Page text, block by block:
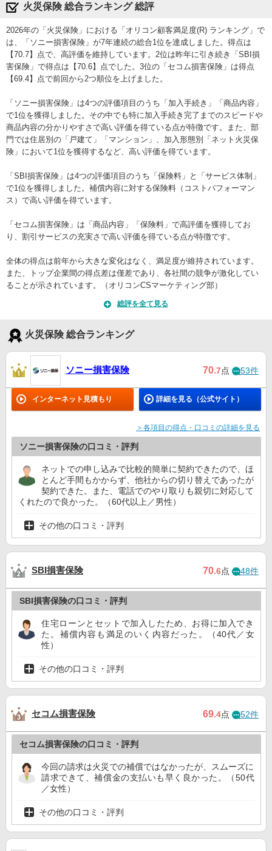
損保ジャパン 10位 ー
火災保険 総合ランキング 総評
2026年の「火災保険」における「オリコン顧客満足度(R) ランキング」で
は、「ソニー損害保険」が7年連続の総合1位を達成しました。得点は
【70.7】点で、高評価を維持しています。2位は昨年に引き続き「SBI損
害保険」で得点は【70.6】点でした。3位の「セコム損害保険」は得点
【69.4】点で前回から2つ順位を上げました。
「ソニー損害保険」は4つの評価項目のうち「加入手続き」「商品内容」
で1位を獲得しました。その中でも特に加入手続き完了までのスピードや
商品内容の分かりやすさで高い評価を得ている点が特徴です。また、部
門では住居別の「戸建て」「マンション」、加入形態別「ネット火災保
険」において1位を獲得するなど、高い評価を得ています。
「SBI損害保険」は4つの評価項目のうち「保険料」と「サービス体制」
で1位を獲得しました。補償内容に対する保険料（コストパフォーマン
ス）で高い評価を得ています。
「セコム損害保険」は「商品内容」「保険料」で高評価を獲得してお
り、割引サービスの充実さで高い評価を得ている点が特徴です。
全体の得点は前年から大きな変化はなく、満足度が維持されています。
また、トップ企業間の得点差は僅差であり、各社間の競争が激化してい
ることが示されています。（オリコンCSマーケティング部）
総評を全て見る
火災保険 総合ランキング
ソニー損害保険 70.7点 53件
インターネット見積もり 詳細を見る（公式サイト）
＞各項目の得点・口コミの詳細を見る
ソニー損害保険の口コミ・評判
ネットでの申し込みで比較的簡単に契約できたので、ほ
とんど手間もかからず、他社からの切り替えであったが
契約できた。また、電話でのやり取りも親切に対応して
くれたので良かった。（60代以上／男性）
その他の口コミ・評判
SBI損害保険 70.6点 48件
SBI損害保険の口コミ・評判
住宅ローンとセットで加入したため、お得に加入でき
た。補償内容も満足のいく内容だった。（40代／女
性）
その他の口コミ・評判
セコム損害保険 69.4点 52件
セコム損害保険の口コミ・評判
今回の請求は火災での補償ではなかったが、スムーズに
請求できて、補償金の支払いも早く良かった。（50代
／女性）
その他の口コミ・評判